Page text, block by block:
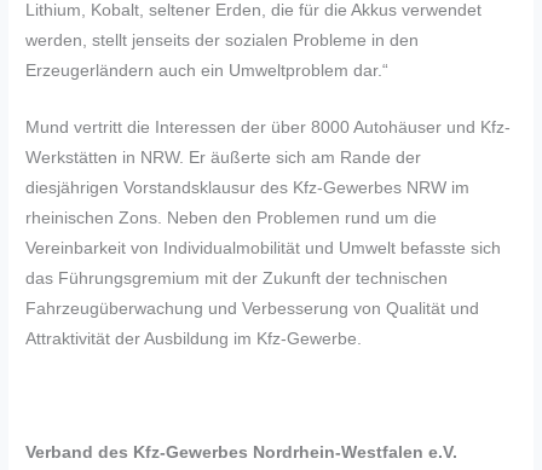
Lithium, Kobalt, seltener Erden, die für die Akkus verwendet
werden, stellt jenseits der sozialen Probleme in den
Erzeugerländern auch ein Umweltproblem dar.“
Mund vertritt die Interessen der über 8000 Autohäuser und Kfz-
Werkstätten in NRW. Er äußerte sich am Rande der
diesjährigen Vorstandsklausur des Kfz-Gewerbes NRW im
rheinischen Zons. Neben den Problemen rund um die
Vereinbarkeit von Individualmobilität und Umwelt befasste sich
das Führungsgremium mit der Zukunft der technischen
Fahrzeugüberwachung und Verbesserung von Qualität und
Attraktivität der Ausbildung im Kfz-Gewerbe.
Verband des Kfz-Gewerbes Nordrhein-Westfalen e.V.